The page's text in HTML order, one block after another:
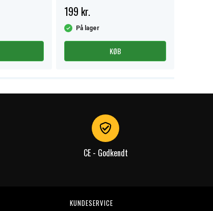
199 kr.
På lager
KØB
CE - Godkendt
KUNDESERVICE